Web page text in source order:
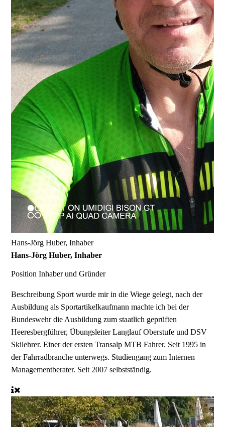
Hans-Jörg Huber, Inhaber
Hans-Jörg Huber, Inhaber
PositionInhaber und Gründer
Beschreibung Sport wurde mir in die Wiege gelegt, nach der
Ausbildung als Sportartikelkaufmann machte ich bei der
Bundeswehr die Ausbildung zum staatlich geprüften
Heeresbergführer, Übungsleiter Langlauf Oberstufe und DSV
Skilehrer. Einer der ersten Transalp MTB Fahrer. Seit 1995 in
der Fahrradbranche unterwegs. Studiengang zum Internen
Managementberater. Seit 2007 selbstständig.